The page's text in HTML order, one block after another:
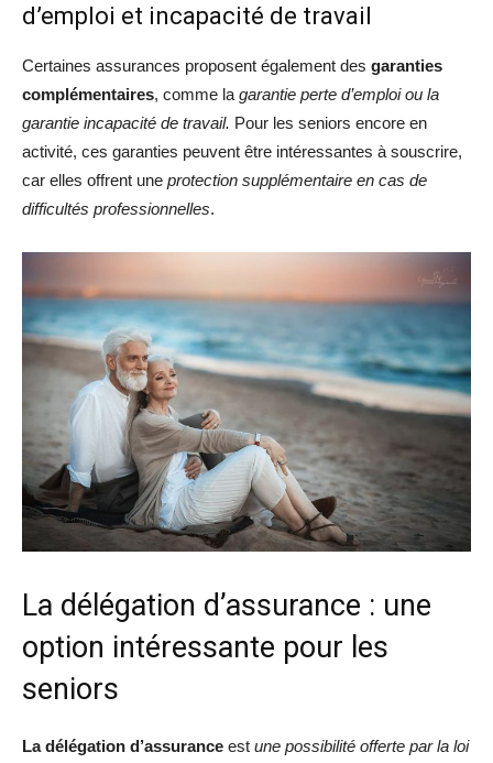
d’emploi et incapacité de travail
Certaines assurances proposent également des garanties
complémentaires, comme la garantie perte d’emploi ou la
garantie incapacité de travail. Pour les seniors encore en
activité, ces garanties peuvent être intéressantes à souscrire,
car elles offrent une protection supplémentaire en cas de
difficultés professionnelles.
La délégation d’assurance : une
option intéressante pour les
seniors
La délégation d’assurance est une possibilité offerte par la loi